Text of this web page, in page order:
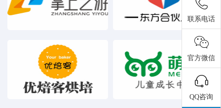
联系电话
官方微信
QQ咨询